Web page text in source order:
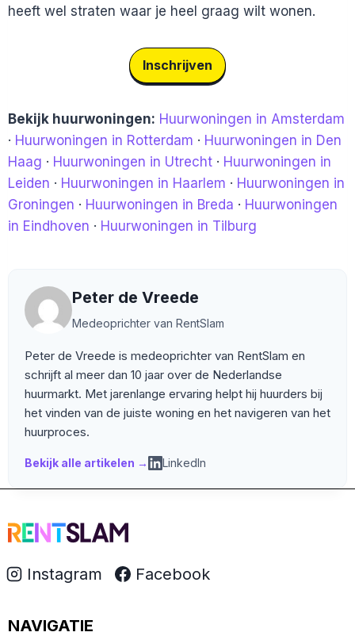
heeft wel straten waar je heel graag wilt wonen.
Inschrijven
Bekijk huurwoningen: Huurwoningen in Amsterdam
· Huurwoningen in Rotterdam · Huurwoningen in Den
Haag · Huurwoningen in Utrecht · Huurwoningen in
Leiden · Huurwoningen in Haarlem · Huurwoningen in
Groningen · Huurwoningen in Breda · Huurwoningen
in Eindhoven · Huurwoningen in Tilburg
Peter de Vreede
Medeoprichter van RentSlam
Peter de Vreede is medeoprichter van RentSlam en
schrijft al meer dan 10 jaar over de Nederlandse
huurmarkt. Met jarenlange ervaring helpt hij huurders bij
het vinden van de juiste woning en het navigeren van het
huurproces.
Bekijk alle artikelen → LinkedIn
Instagram Facebook
NAVIGATIE